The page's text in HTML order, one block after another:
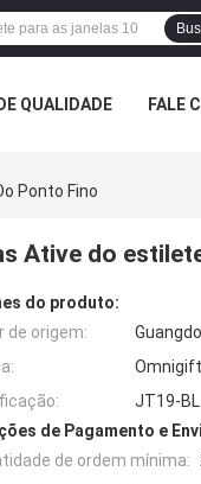
QUALIDADE FALE
Ponto Fino
Ative do
do produto:
de origem:
Omnigift
JT19-BL
de Pagamento e
de ordem mínima: